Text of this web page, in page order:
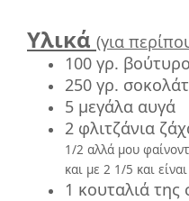
Υλικά (για
100 γρ. βούτυρο
250 γρ.
5 μεγάλα αυγά
2 φλιτζάνια
1/2 αλλά μου
και με 2 1/5 και
1 κουταλιά